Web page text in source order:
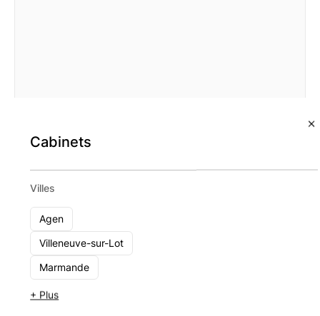
Cabinets
Villes
Agen
Villeneuve-sur-Lot
Marmande
+ Plus
Axesscible
Bordeaux
1 - 10